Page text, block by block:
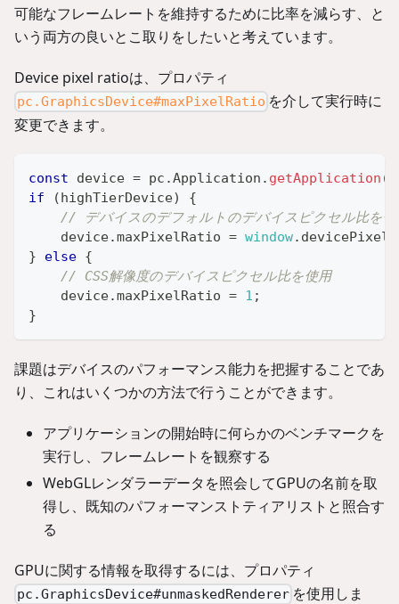
可能なフレームレートを維持するために比率を減らす、と
いう両方の良いとこ取りをしたいと考えています。
Device pixel ratioは、プロパティ
pc.GraphicsDevice#maxPixelRatio を介して実行時に
変更できます。
const device = pc .Application . getApplication (
if
(highTierDevice)
{
// デバイスのデフォルトのデバイスピクセル比を使
    device
.maxPixelRatio = window.
}
else {
// CSS解像度のデバイスピクセル比を使用
    device
.maxPixelRatio = 1 ;
}
課題はデバイスのパフォーマンス能力を把握することであ
り、これはいくつかの方法で行うことができます。
アプリケーションの開始時に何らかのベンチマークを
実行し、フレームレートを観察する
WebGLレンダラーデータを照会してGPUの名前を取
得し、既知のパフォーマンストティアリストと照合す
る
GPUに関する情報を取得するには、プロパティ
pc.GraphicsDevice#unmaskedRenderer を使用しま